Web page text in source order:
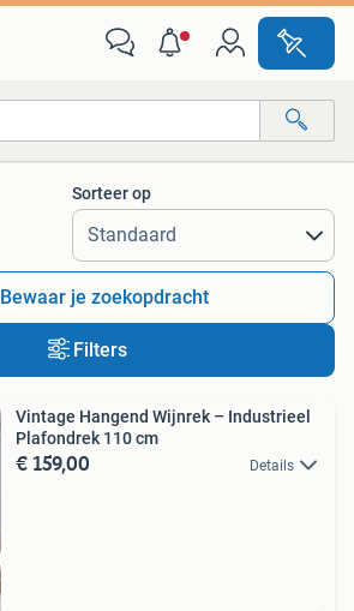
Alle afstanden…
Sorteer op
Bewaar je zoekopdracht
Filters
Vintage Hangend Wijnrek – Industrieel
Plafondrek 110 cm
€ 159,00 Details